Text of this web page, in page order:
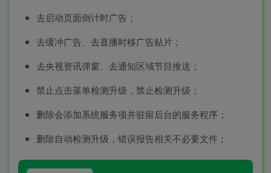
去启动页面倒计时广告；
去缓冲广告、去直播时移广告贴片；
去央视资讯弹窗、去通知区域节目推送；
禁止点击菜单检测升级，禁止检测升级；
删除会添加系统服务项并驻留后台的服务程序；
删除自动检测升级，错误报告相关不必要文件；